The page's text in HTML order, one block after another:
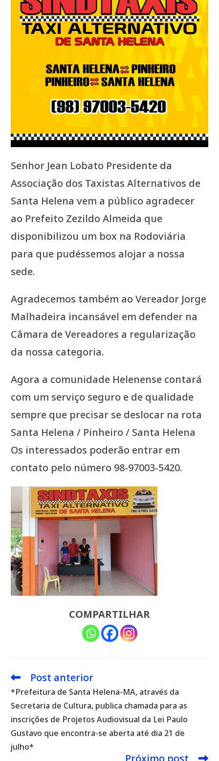
Senhor Jean Lobato Presidente da
Associação dos Taxistas Alternativos de
Santa Helena vem a público agradecer
ao Prefeito Zezildo Almeida que
disponibilizou um box na Rodoviária
para que pudéssemos alojar a nossa
sede.
Agradecemos também ao Vereador Jorge
Malhadeira incansável em defender na
Câmara de Vereadores a regularização
da nossa categoria.
Agora a comunidade Helenense contará
com um serviço seguro e de qualidade
sempre que precisar se deslocar na rota
Santa Helena / Pinheiro / Santa Helena
Os interessados poderão entrar em
contato pelo número 98-97003-5420.
COMPARTILHAR
Leia
artigos
Post anterior
*Prefeitura de Santa Helena-MA, através da
Secretaria de Cultura, publica chamada para as
inscrições de Projetos Audiovisual da Lei Paulo
Gustavo que encontra-se aberta até dia 21 de
julho*
Próximo post